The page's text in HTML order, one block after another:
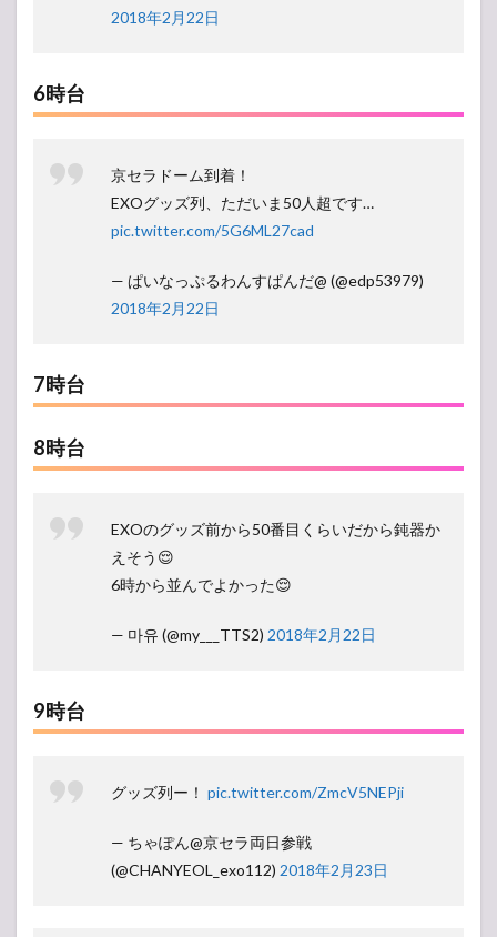
2018年2月22日
6時台
京セラドーム到着！
EXOグッズ列、ただいま50人超です…
pic.twitter.com/5G6ML27cad
— ぱいなっぷるわんすぱんだ@ (@edp53979)
2018年2月22日
7時台
8時台
EXOのグッズ前から50番目くらいだから鈍器か
えそう😌
6時から並んでよかった😌
— 마유 (@my___TTS2) 2018年2月22日
9時台
グッズ列ー！ pic.twitter.com/ZmcV5NEPji
— ちゃぽん@京セラ両日参戦
(@CHANYEOL_exo112) 2018年2月23日